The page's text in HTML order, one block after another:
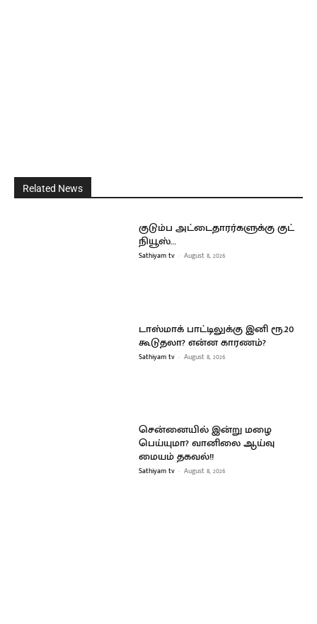
Related News
குடும்ப அட்டைதாரர்களுக்கு குட்
நியூஸ்…
Sathiyam tv - August 8, 2026
டாஸ்மாக் பாட்டிலுக்கு இனி ரூ.20
கூடுதலா? என்ன காரணம்?
Sathiyam tv - August 8, 2026
சென்னையில் இன்று மழை
பெய்யுமா? வானிலை ஆய்வு
மையம் தகவல்!!
Sathiyam tv - August 8, 2026